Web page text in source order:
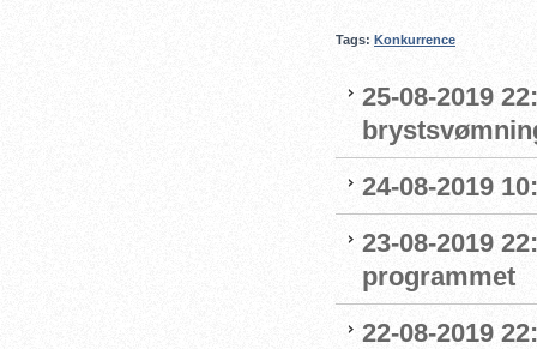
Tags: Konkurrence
25-08-2019
24-08-2019
23-08-2019
programmet
22-08-2019